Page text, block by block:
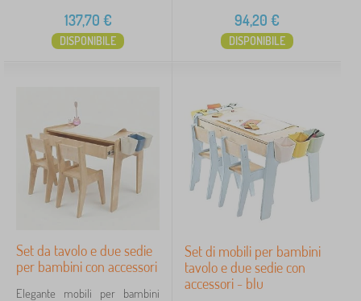
137,70 €
DISPONIBILE
94,20 €
DISPONIBILE
Set da tavolo e due sedie
per bambini con accessori
Elegante mobili per bambini
Set di mobili per bambini
tavolo e due sedie con
accessori - blu